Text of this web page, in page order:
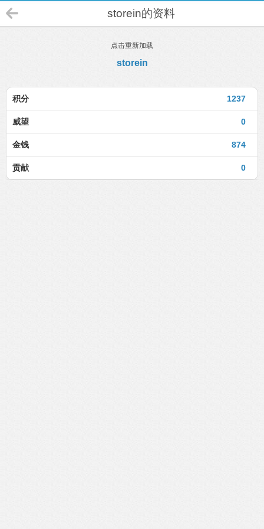
storein的资料
点击重新加载
storein
1237
积分
0
威望
874
金钱
0
贡献